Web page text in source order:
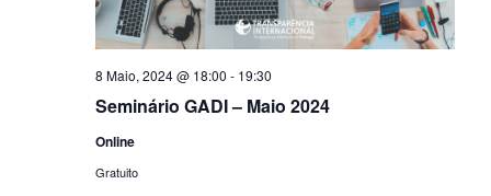
8 Maio, 2024 @ 18:00 - 19:30
Seminário GADI – Maio 2024
Online
Gratuito